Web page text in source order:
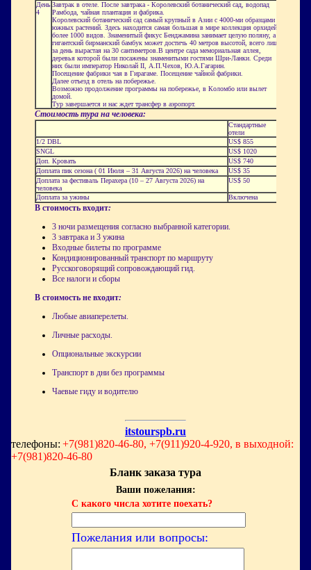
День
4
Завтрак в отеле. После завтрака - Королевский ботанический сад, водопад
Рамбода, чайная плантация и фабрика.
Королевский ботанический сад самый крупный в Азии с 4000-ми образцами
южных растений. Здесь находится самая большая в мире коллекция орхидей –
более 1000 видов. Знаменитый фикус Бенджамина занимает целую поляну, а
гигантский бирманский бамбук может достичь 40 метров высотой, всего лишь
за день вырастая на 30 сантиметров.В центре сада мемориальная аллея,
деревья которой были посажены знаменитыми гостями Шри-Ланки. Среди
них были император Николай II, А.П.Чехов, Ю.А.Гагарин.
Посещение фабрики чая в Гирагаме. Посещение чайной фабрики.
Далее отъезд в отель на побережье.
Возможно продолжение программы на побережье, в Коломбо или вылет
домой.
Тур завершается и нас ждет трансфер в аэропорт.
Стоимость тура на человека:
Стандартные
отели
1/2 DBL
US$ 855
SNGL
US$ 1020
Доп. Кровать
US$ 740
Доплата пик сезона ( 01 Июля – 31 Августа 2026) на человека
US$ 35
Доплата за фестиваль Перахера (10 – 27 Августа 2026) на
человека
US$ 50
Доплата за ужины Включена
В стоимость входит:
3 ночи размещения согласно выбранной категории.
3 завтрака и 3 ужина
Входные билеты по программе
Кондиционированный транспорт по маршруту
Русскоговорящий сопровождающий гид.
Все налоги и сборы
В стоимость не входит:
Любые авиаперелеты.
Личные расходы.
Опциональные экскурсии
Транспорт в дни без программы
Чаевые гиду и водителю
itstourspb.ru
телефоны: +7(981)820-46-80, +7(911)920-4-920, в выходной:
+7(981)820-46-80
Бланк заказа тура
Ваши пожелания:
С какого числа хотите поехать?
Пожелания или вопросы: